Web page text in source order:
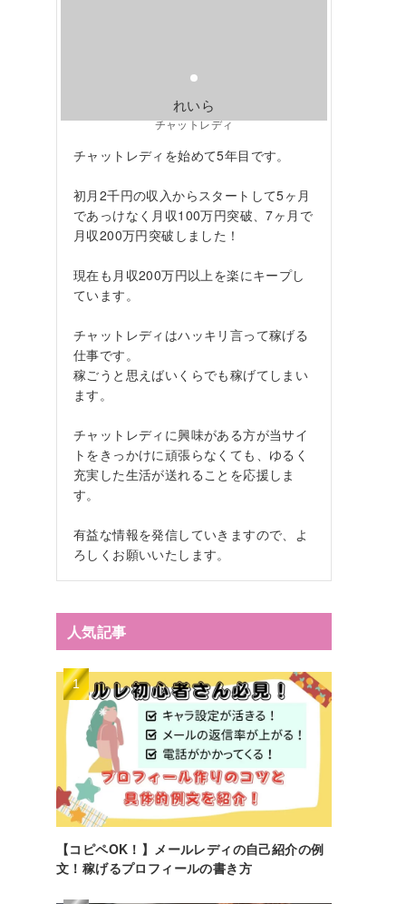
れいら
チャットレディ
チャットレディを始めて5年目です。
初月2千円の収入からスタートして5ヶ月
であっけなく月収100万円突破、7ヶ月で
月収200万円突破しました！
現在も月収200万円以上を楽にキープし
ています。
チャットレディはハッキリ言って稼げる
仕事です。
稼ごうと思えばいくらでも稼げてしまい
ます。
チャットレディに興味がある方が当サイ
トをきっかけに頑張らなくても、ゆるく
充実した生活が送れることを応援しま
す。
有益な情報を発信していきますので、よ
ろしくお願いいたします。
人気記事
【コピペOK！】メールレディの自己紹介の例
文！稼げるプロフィールの書き方